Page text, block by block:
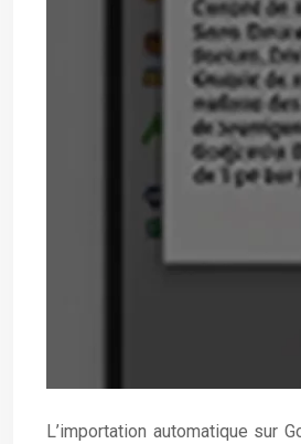
L’importation automatique sur